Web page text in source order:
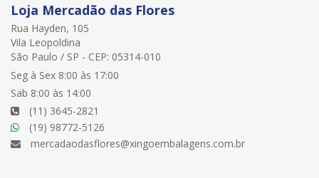
Loja Mercadão das Flores
Rua Hayden, 105
Vila Leopoldina
São Paulo / SP - CEP: 05314-010
Seg à Sex 8:00 às 17:00
Sab 8:00 às 14:00
(11) 3645-2821
(19) 98772-5126
mercadaodasflores@xingoembalagens.com.br